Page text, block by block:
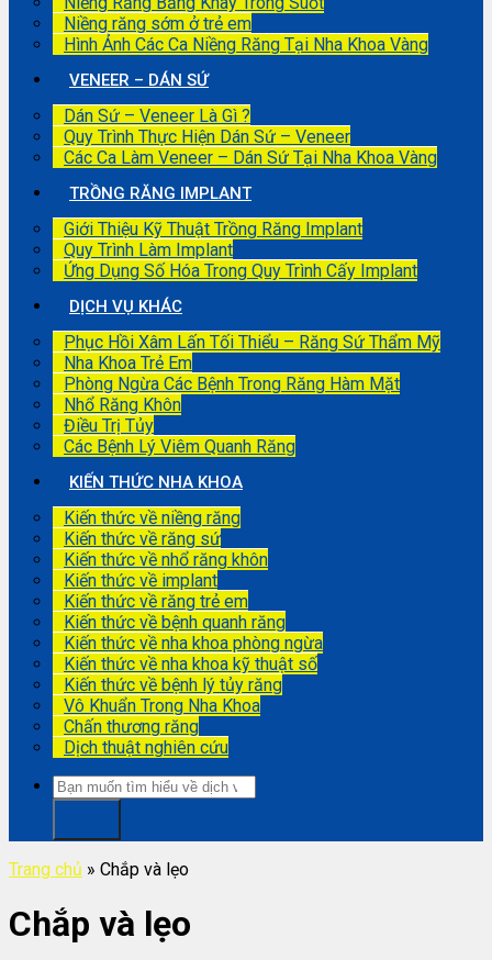
Niềng răng sớm ở trẻ em
Hình Ảnh Các Ca Niềng Răng Tại Nha Khoa Vàng
VENEER – DÁN SỨ
Dán Sứ – Veneer Là Gì ?
Quy Trình Thực Hiện Dán Sứ – Veneer
Các Ca Làm Veneer – Dán Sứ Tại Nha Khoa Vàng
TRỒNG RĂNG IMPLANT
Giới Thiệu Kỹ Thuật Trồng Răng Implant
Quy Trình Làm Implant
Ứng Dụng Số Hóa Trong Quy Trình Cấy Implant
DỊCH VỤ KHÁC
Phục Hồi Xâm Lấn Tối Thiểu – Răng Sứ Thẩm Mỹ
Nha Khoa Trẻ Em
Phòng Ngừa Các Bệnh Trong Răng Hàm Mặt
Nhổ Răng Khôn
Điều Trị Tủy
Các Bệnh Lý Viêm Quanh Răng
KIẾN THỨC NHA KHOA
Kiến thức về niềng răng
Kiến thức về răng sứ
Kiến thức về nhổ răng khôn
Kiến thức về implant
Kiến thức về răng trẻ em
Kiến thức về bệnh quanh răng
Kiến thức về nha khoa phòng ngừa
Kiến thức về nha khoa kỹ thuật số
Kiến thức về bệnh lý tủy răng
Vô Khuẩn Trong Nha Khoa
Chấn thương răng
Dịch thuật nghiên cứu
Trang chủ » Chắp và lẹo
Chắp và lẹo